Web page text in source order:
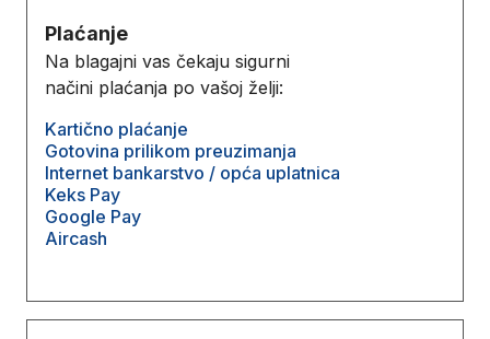
Plaćanje
Na blagajni vas čekaju sigurni
načini plaćanja po vašoj želji:
Kartično plaćanje
Gotovina prilikom preuzimanja
Internet bankarstvo / opća uplatnica
Keks Pay
Google Pay
Aircash